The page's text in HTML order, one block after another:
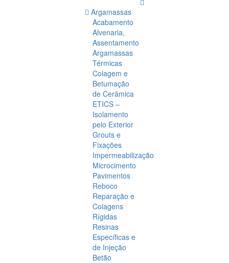
Argamassas
Acabamento
Alvenaria,
Assentamento
Argamassas
Térmicas
Colagem e
Betumação
de Cerâmica
ETICS –
Isolamento
pelo Exterior
Grouts e
Fixações
Impermeabilização
Microcimento
Pavimentos
Reboco
Reparação e
Colagens
Rígidas
Resinas
Específicas e
de Injeção
Betão